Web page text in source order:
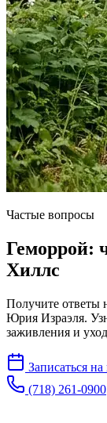
Частые вопросы
Геморрой:
Хиллс
Получите ответы
Юрия Израэля.
заживления и
Записаться
(718) 261-0900